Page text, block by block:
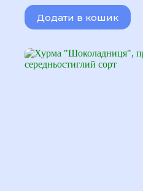
170,00 ₴.
140,00 ₴.
Додати в кошик